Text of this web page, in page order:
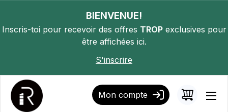
ALLER AU CONTENUBIENVENUE!
Inscris-toi pour recevoir des offres TROPexclusives pour
être affichées ici.
S'inscrire
Mon compte
Panier